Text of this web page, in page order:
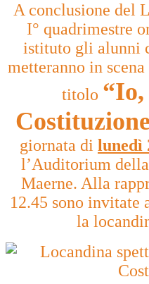
A conclusione del
I° quadrimestre
istituto gli alunni
metteranno in
titolo
giornata di lunedì
l’Auditorium
Maerne. Alla
12.45 sono invitate
la